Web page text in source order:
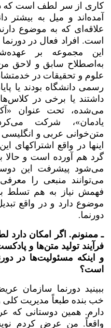
کاری از سر لطف است که
آمده‌اند و میل به بیشتر
علاقه‌ای که به موضوع
است. افراد فعال در
این مجموعه بر
به‌اصطلاح سابق و لاحق
علوم و تحقیقات در
رسمی دانشگاه بودند یا
داشتند یا برخی در
می‌شده، تحت عنوان
یادمان»، شرکت
متن‌خوانی عربی و
اینها در واقع اشتراکهای
گرد هم آورده است و
می‌شود پیشرفت این
می‌توانند منبعی را
فهمش نیاز به هم تسلط
موضوع دارد و در واقع
دورنما.
ـ ممنونم. اگر امکان دارد
فرآیند تولید متن‌ها و
و اینکه مسئولیت‌ها در
است؟
ببینید دورنما سازمان
خب بنده طبعاً مدیریت کلی
دارم. همین دوستانی که
واقعاً. من عرض کردم